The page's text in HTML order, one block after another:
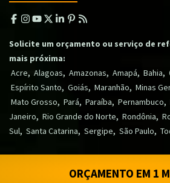
ORÇAMENTO EM 1
Solicite um orçamento ou serviço de
mais próxima:
Acre, Alagoas, Amazonas, Amapá, Bahia,
Espírito Santo, Goiás, Maranhão, Minas
Mato Grosso, Pará, Paraíba, Pernambuco,
Janeiro, Rio Grande do Norte, Rondônia,
Sul, Santa Catarina, Sergipe, São Paulo,